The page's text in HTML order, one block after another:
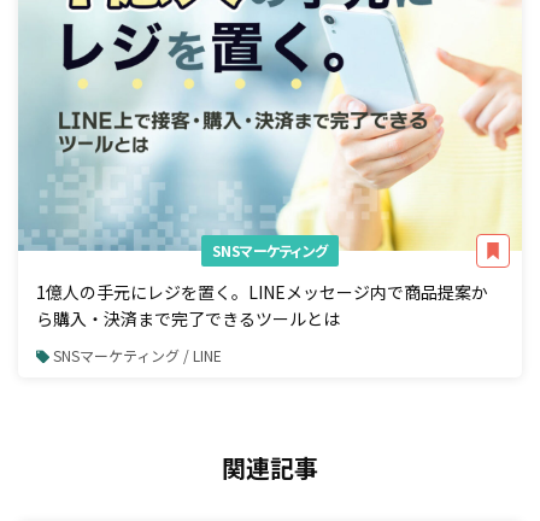
SNSマーケティング
1億人の手元にレジを置く。LINEメッセージ内で商品提案か
ら購入・決済まで完了できるツールとは
SNSマーケティング / LINE
関連記事